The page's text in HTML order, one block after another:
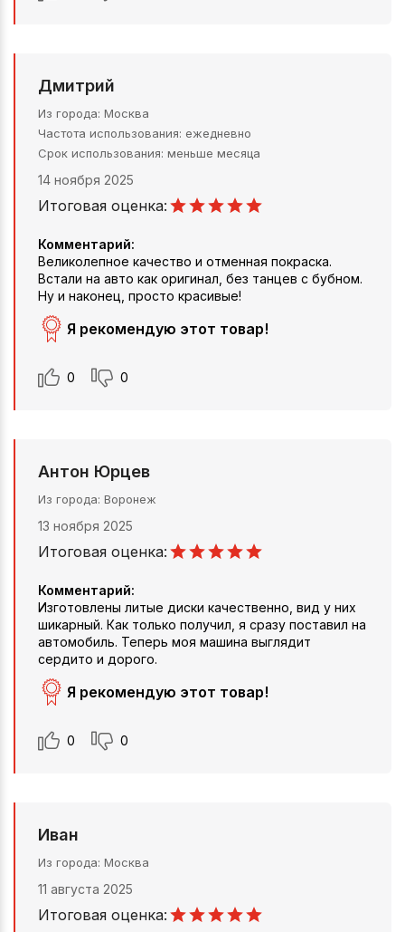
Дмитрий
Из города Москва
Частота использования ежедневно
Срок использования меньше месяца
14 ноября 2025
Итоговая оценка:
Комментарий:
Великолепное качество и отменная покраска.
Встали на авто как оригинал, без танцев с бубном.
Ну и наконец, просто красивые!
Я рекомендую этот товар!
0 0
Антон Юрцев
Из города Воронеж
13 ноября 2025
Итоговая оценка:
Комментарий:
Изготовлены литые диски качественно, вид у них
шикарный. Как только получил, я сразу поставил на
автомобиль. Теперь моя машина выглядит
сердито и дорого.
Я рекомендую этот товар!
0 0
Иван
Из города Москва
11 августа 2025
Итоговая оценка: